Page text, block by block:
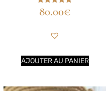
Note
5.00
80.00€
AJOUTER AU PANIER